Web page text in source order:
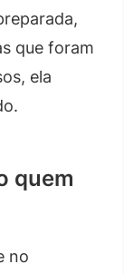
que foram
ela
quem
no